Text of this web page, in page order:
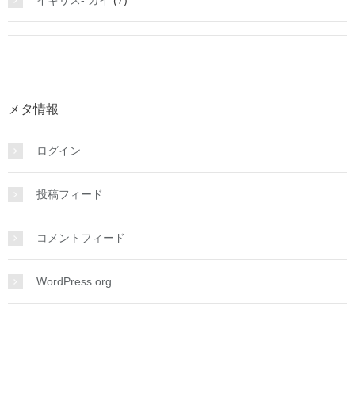
メタ情報
ログイン
投稿フィード
コメントフィード
WordPress.org